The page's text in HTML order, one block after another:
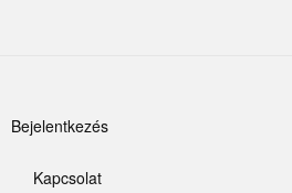
Letkés
Majosháza
Felhasználói
Bejelentkezés
Kapcsolat